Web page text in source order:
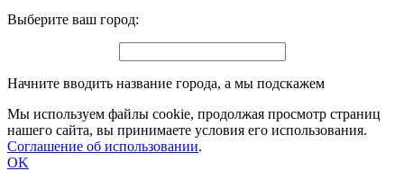
Выберите ваш город:
Начните вводить название города, а мы подскажем
Мы используем файлы cookie, продолжая просмотр страниц
нашего сайта, вы принимаете условия его использования.
Соглашение об использовании.
OK